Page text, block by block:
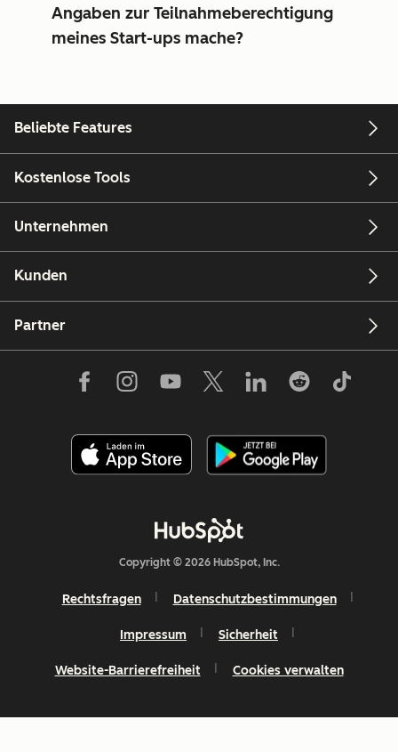
Angaben zur Teilnahmeberechtigung
meines Start-ups mache?
Beliebte Features
Kostenlose Tools
Unternehmen
Kunden
Partner
Copyright © 2026 HubSpot, Inc.
Rechtsfragen Datenschutzbestimmungen
Impressum Sicherheit
Website-Barrierefreiheit Cookies verwalten